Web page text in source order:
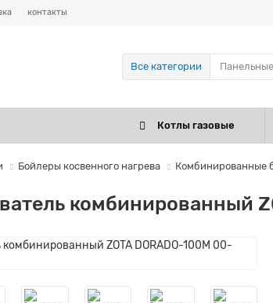
контакты
Все категории
Котлы газовые
Бойлеры косвенного нагрева Комбинированные
комбинированный